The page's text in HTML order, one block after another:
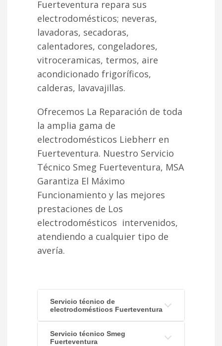
Fuerteventura repara sus
electrodomésticos; neveras,
lavadoras, secadoras,
calentadores, congeladores,
vitroceramicas, termos, aire
acondicionado frigoríficos,
calderas, lavavajillas.
Ofrecemos La Reparación de toda
la amplia gama de
electrodomésticos Liebherr en
Fuerteventura. Nuestro Servicio
Técnico Smeg Fuerteventura, MSA
Garantiza El Máximo
Funcionamiento y las mejores
prestaciones de Los
electrodomésticos intervenidos,
atendiendo a cualquier tipo de
avería.
Servicio técnico de
electrodomésticos Fuerteventura
Servicio técnico Smeg
Fuerteventura